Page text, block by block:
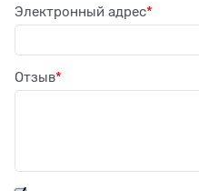
Электронный адрес
Отзыв